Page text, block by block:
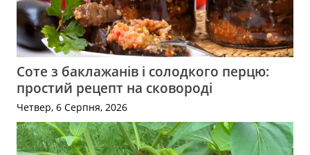
Соте з баклажанів і солодкого перцю:
простий рецепт на сковороді
Четвер, 6 Серпня, 2026